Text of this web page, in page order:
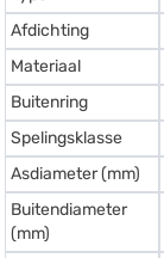
Afdichting
Materiaal
Buitenring
Spelingsklasse
Asdiameter (mm)
Buitendiameter
(mm)